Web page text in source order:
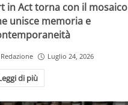
in Act torna con il mosaico
unisce memoria e
Redazione Luglio 24, 2026
di più